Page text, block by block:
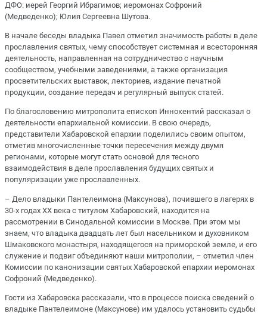
ДФО: иерей Георгий Ибрагимов; иеромонах Софроний
(Медведенко); Юлия Сергеевна Шутова.
В начале беседы владыка Павел отметил значимость работы в деле
прославления святых, чему способствует системная и всесторонняя
деятельность, направленная на сотрудничество с научным
сообществом, учебными заведениями, а также организация
просветительских выставок, лекториев, издание печатной
продукции, создание передач и регулярный выпуск статей.
По благословению митрополита епископ Иннокентий рассказал о
деятельности епархиальной комиссии. В свою очередь,
представители Хабаровской епархии поделились своим опытом,
отметив многочисленные точки пересечения между двумя
регионами, которые могут стать основой для тесного
взаимодействия в деле прославления будущих святых и
популяризации уже прославленных.
– Дело владыки Пантелеимона (Максунова), почившего в лагерях в
30-х годах XX века с титулом Хабаровский, находится на
рассмотрении в Синодальной комиссии в Москве. При этом мы
знаем, что владыка двадцать лет был насельником и духовником
Шмаковского монастыря, находящегося на приморской земле, и его
служение и подвиг объединяют наши митрополии, – отметил член
Комиссии по канонизации святых Хабаровской епархии иеромонах
Софроний (Медведенко).
Гости из Хабаровска рассказали, что в процессе поиска сведений о
владыке Пантелеимоне (Максунове) им удалось установить судьбы